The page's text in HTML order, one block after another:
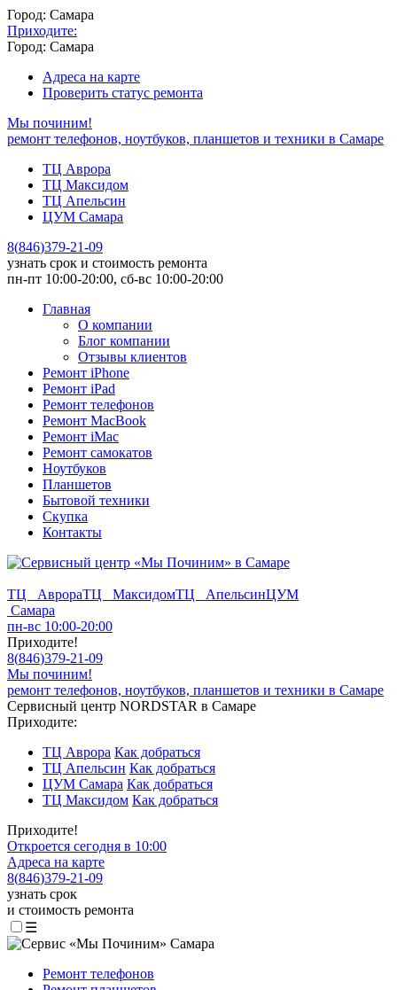
Город: Самара
Приходите:
Город: Самара
Адреса на карте
Проверить статус ремонта
Мы починим!
ремонт телефонов, ноутбуков, планшетов и техники в Самаре
ТЦ Аврора
ТЦ Максидом
ТЦ Апельсин
ЦУМ Самара
8(846)379-21-09
узнать срок и стоимость ремонта
пн-пт 10:00-20:00, сб-вс 10:00-20:00
Главная
О компании
Блог компании
Отзывы клиентов
Ремонт iPhone
Ремонт iPad
Ремонт телефонов
Ремонт MacBook
Ремонт iMac
Ремонт самокатов
Ноутбуков
Планшетов
Бытовой техники
Скупка
Контакты
ТЦ АврораТЦ МаксидомТЦ АпельсинЦУМ
Самара
пн-вс 10:00-20:00
Приходите!
8(846)379-21-09
Мы починим!
ремонт телефонов, ноутбуков, планшетов и техники в Самаре
Сервисный центр NORDSTAR в Самаре
Приходите:
ТЦ Аврора Как добраться
ТЦ Апельсин Как добраться
ЦУМ Самара Как добраться
ТЦ Максидом Как добраться
Приходите!
Откроется сегодня в 10:00
Адреса на карте
8(846)379-21-09
узнать срок
и стоимость ремонта
☰
Ремонт телефонов